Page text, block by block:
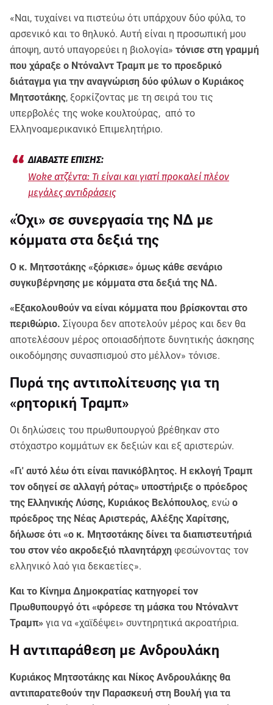
«Ναι, τυχαίνει να πιστεύω ότι υπάρχουν δύο φύλα, το
αρσενικό και το θηλυκό. Αυτή είναι η προσωπική μου
άποψη, αυτό υπαγορεύει η βιολογία» τόνισε στη γραμμή
που χάραξε ο Ντόναλντ Τραμπ με το προεδρικό
διάταγμα για την αναγνώριση δύο φύλων ο Κυριάκος
Μητσοτάκης, ξορκίζοντας με τη σειρά του τις
υπερβολές της woke κουλτούρας, από το
Ελληνοαμερικανικό Επιμελητήριο.
Woke ατζέντα: Τι είναι και γιατί προκαλεί πλέον
μεγάλες αντιδράσεις
«Όχι» σε συνεργασία της ΝΔ με
κόμματα στα δεξιά της
Ο κ. Μητσοτάκης «ξόρκισε» όμως κάθε σενάριο
συγκυβέρνησης με κόμματα στα δεξιά της ΝΔ.
«Εξακολουθούν να είναι κόμματα που βρίσκονται στο
περιθώριο. Σίγουρα δεν αποτελούν μέρος και δεν θα
αποτελέσουν μέρος οποιασδήποτε δυνητικής άσκησης
οικοδόμησης συνασπισμού στο μέλλον» τόνισε.
Πυρά της αντιπολίτευσης για τη
«ρητορική Τραμπ»
Οι δηλώσεις του πρωθυπουργού βρέθηκαν στο
στόχαστρο κομμάτων εκ δεξιών και εξ αριστερών.
«Γι' αυτό λέω ότι είναι πανικόβλητος. Η εκλογή Τραμπ
τον οδηγεί σε αλλαγή ρότας» υποστήριξε ο πρόεδρος
της Ελληνικής Λύσης, Κυριάκος Βελόπουλος, ενώ ο
πρόεδρος της Νέας Αριστεράς, Αλέξης Χαρίτσης,
δήλωσε ότι «ο κ. Μητσοτάκης δίνει τα διαπιστευτήριά
του στον νέο ακροδεξιό πλανητάρχη φεσώνοντας τον
ελληνικό λαό για δεκαετίες».
Και το Κίνημα Δημοκρατίας κατηγορεί τον
Πρωθυπουργό ότι «φόρεσε τη μάσκα του Ντόναλντ
Τραμπ» για να «χαϊδέψει» συντηρητικά ακροατήρια.
Η αντιπαράθεση με Ανδρουλάκη
Κυριάκος Μητσοτάκης και Νίκος Ανδρουλάκης θα
αντιπαρατεθούν την Παρασκευή στη Βουλή για τα